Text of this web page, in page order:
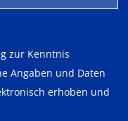
zur Kenntnis
Angaben und Daten
erhoben und